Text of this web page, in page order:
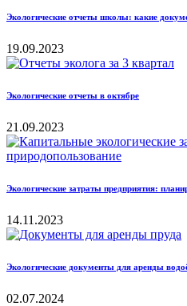
Экологические отчеты школы: какие
19.09.2023
Экологические отчеты в октябре
21.09.2023
Экологические затраты предприятия:
14.11.2023
Экологические документы для аренды
02.07.2024